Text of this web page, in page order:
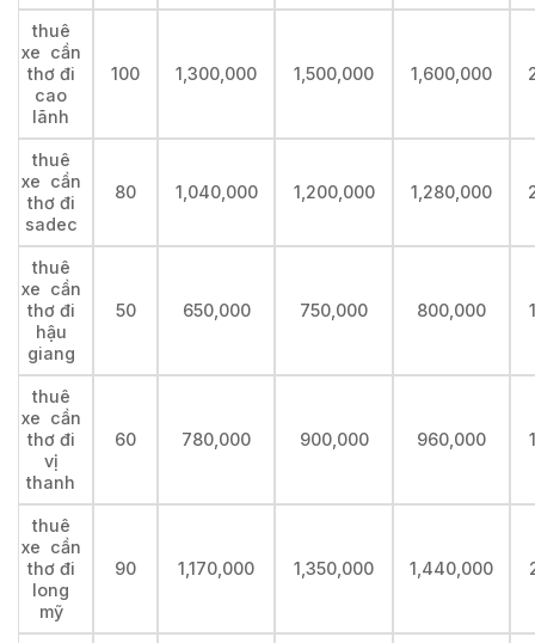
thuê
xe cần
thơ đi
cao
lãnh
100 1,300,000 1,500,000 1,600,000
thuê
xe cần
thơ đi
sadec
80 1,040,000 1,200,000 1,280,000
thuê
xe cần
thơ đi
hậu
giang
50 650,000 750,000 800,000
thuê
xe cần
thơ đi
vị
thanh
60 780,000 900,000 960,000
thuê
xe cần
thơ đi
long
mỹ
90 1,170,000 1,350,000 1,440,000